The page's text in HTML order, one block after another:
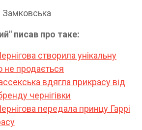
Замковська
писав про таке:
створила унікальну
не продається
вдягла прикрасу від
чернігівки
передала принцу Гаррі